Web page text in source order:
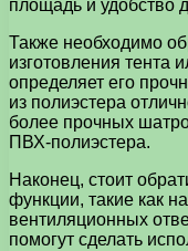
площадь и удобство
Также необходимо
изготовления тента
определяет его
из полиэстера
более прочных
ПВХ-полиэстера.
Наконец, стоит
функции, такие как
вентиляционных
помогут сделать